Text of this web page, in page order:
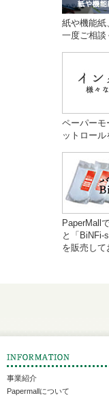
紙や機能紙
一度ご相談
ペーパーモ
ットロール
PaperMall
と「BiNFi-
を販売して
事業紹介
Papermallについて